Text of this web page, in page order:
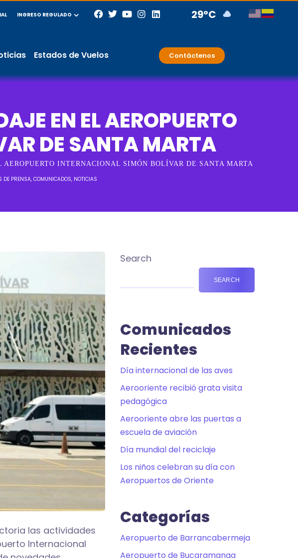
INGRESO REGULADO 29°C
Estados de Vuelos Contáctenos
EN EL AEROPUERTO
DE SANTA MARTA
INTERNACIONAL SIMÓN BOLÍVAR DE SANTA MARTA
DE PRENSA, COMUNICADOS, NOTICIAS
las actividades
Internacional
Search
SEARCH
Comunicados
Recientes
Día internacional de las aves
Aerooriente recibió grata visita
pedagógica
Aerooriente abre las puertas a
escuela de aviación
Día mundial del reciclaje
Los niños celebran su día con
Aeropuertos de Oriente
Categorías
Aeropuerto de Barrancabermeja
Aeropuerto de Bucaramanga